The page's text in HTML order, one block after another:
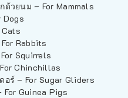
ด้วยนม – For Mammals
Dogs
Rabbits
Squirrels
Chinchillas
อร์ – For Sugar Gliders
Guinea Pigs